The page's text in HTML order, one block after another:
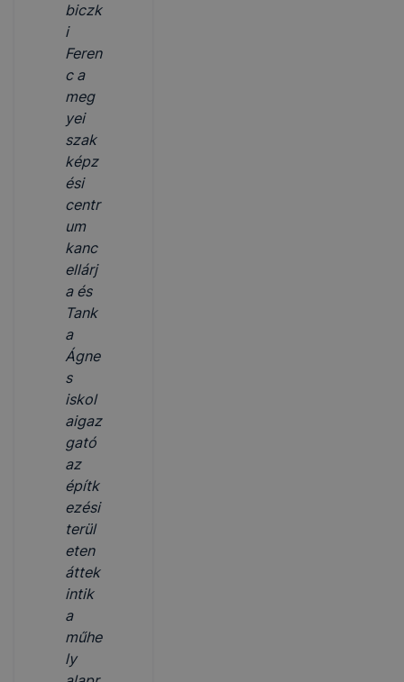
biczk
i
Feren
c a
meg
yei
szak
képz
ési
centr
um
kanc
ellárj
a és
Tank
a
Ágne
s
iskol
aigaz
gató
az
építk
ezési
terül
eten
áttek
intik
a
műhe
ly